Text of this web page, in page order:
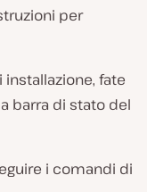
per
fate
barra di stato del
i comandi di